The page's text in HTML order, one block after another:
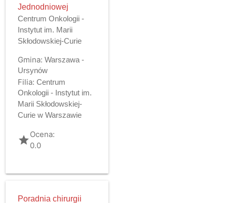
Jednodniowej
Centrum Onkologii -
Instytut im. Marii
Skłodowskiej-Curie
Gmina: Warszawa -
Ursynów
Filia: Centrum
Onkologii - Instytut im.
Marii Skłodowskiej-
Curie w Warszawie
gradeOcena:
0.0
Poradnia chirurgii